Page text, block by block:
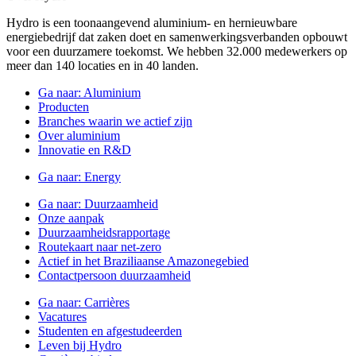
Hydro is een toonaangevend aluminium- en hernieuwbare
energiebedrijf dat zaken doet en samenwerkingsverbanden opbouwt
voor een duurzamere toekomst. We hebben 32.000 medewerkers op
meer dan 140 locaties en in 40 landen.
Ga naar: Aluminium
Producten
Branches waarin we actief zijn
Over aluminium
Innovatie en R&D
Ga naar: Energy
Ga naar: Duurzaamheid
Onze aanpak
Duurzaamheidsrapportage
Routekaart naar net-zero
Actief in het Braziliaanse Amazonegebied
Contactpersoon duurzaamheid
Ga naar: Carrières
Vacatures
Studenten en afgestudeerden
Leven bij Hydro